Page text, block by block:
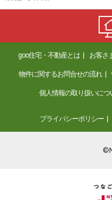
goo住宅・不動産とは お客さ
物件に関するお問合せの流れ
個人情報の取り扱いにつ
プライバシーポリシー